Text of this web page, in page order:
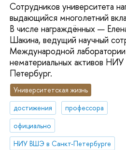
Сотрудников университета
выдающийся многолетний
В числе награждённых —
Шакина, ведущий научный
Международной
нематериальных активов
Петербург.
Университетская жизнь
достижения
профессора
официально
НИУ ВШЭ в Санкт-Петербурге